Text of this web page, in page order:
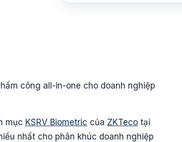
công all-in-one cho doanh nghiệp
mục KSRV Biometric của ZKTeco tại
nhất cho phân khúc doanh nghiệp